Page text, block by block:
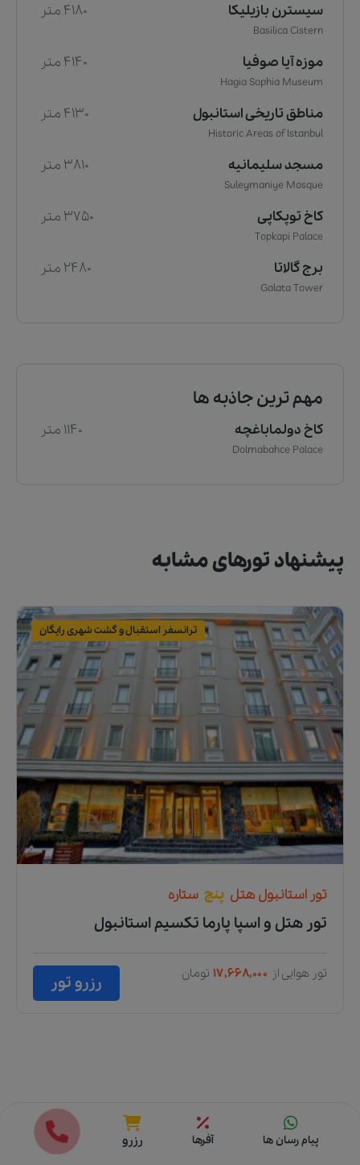
سیسترن بازیلیکا 4180 متر
Basilica Cistern
موزه آیا صوفیا 4140 متر
Hagia Sophia Museum
مناطق تاریخی استانبول 4130 متر
Historic Areas of Istanbul
مسجد سلیمانیه 3810 متر
Suleymaniye Mosque
کاخ توپکاپی 3750 متر
Topkapi Palace
برج گالاتا 2480 متر
Galata Tower
مهم ترین جاذبه ها
کاخ دولماباغچه 1140 متر
Dolmabahce Palace
پیشنهاد تورهای مشابه
ترانسفر استقبال و گشت شهری رایگان
تور استانبولهتل پنج ستاره
تور هتل و اسپا پارما تکسیم استانبول
رزرو تور تور هوایی از ۱۷,۶۶۸,۰۰۰ تومان
قیمت ها رزرو
پیام رسان ها آفرها رزرو